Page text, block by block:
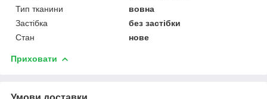
Тип тканини
вовна
Застібка
без застібки
Стан
нове
Приховати